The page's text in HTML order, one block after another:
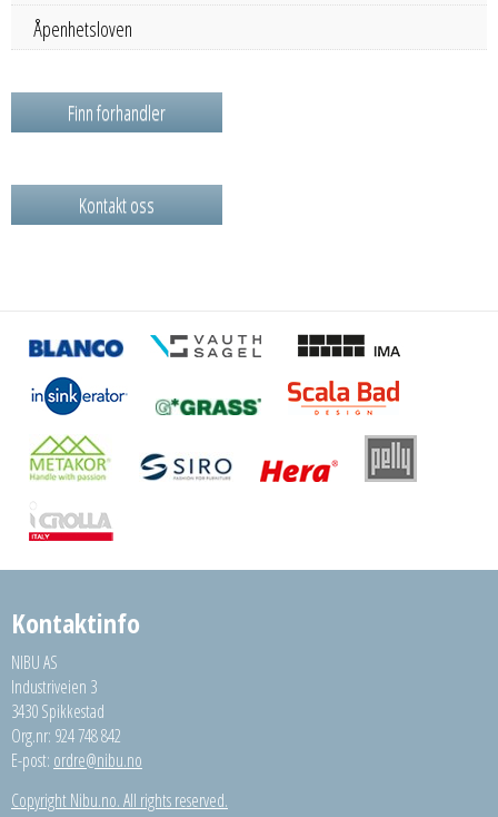
Åpenhetsloven
Finn forhandler
Kontakt oss
Kontaktinfo
NIBU AS
Industriveien 3
3430 Spikkestad
Org.nr: 924 748 842
E-post: ordre@nibu.no
Copyright Nibu.no. All rights reserved.